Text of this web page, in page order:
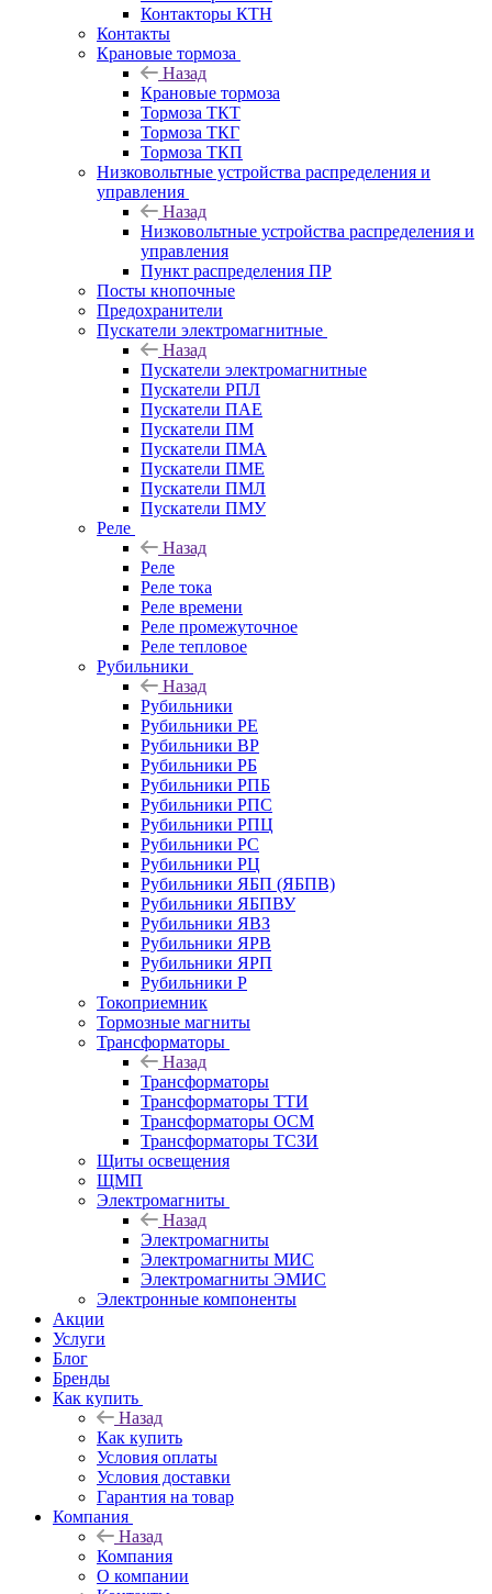
Контакторы КТН
Контакты
Крановые тормоза
Назад
Крановые тормоза
Тормоза ТКТ
Тормоза ТКГ
Тормоза ТКП
Низковольтные устройства распределения и
управления
Назад
Низковольтные устройства распределения и
управления
Пункт распределения ПР
Посты кнопочные
Предохранители
Пускатели электромагнитные
Назад
Пускатели электромагнитные
Пускатели РПЛ
Пускатели ПАЕ
Пускатели ПМ
Пускатели ПМА
Пускатели ПМЕ
Пускатели ПМЛ
Пускатели ПМУ
Реле
Назад
Реле
Реле тока
Реле времени
Реле промежуточное
Реле тепловое
Рубильники
Назад
Рубильники
Рубильники РЕ
Рубильники ВР
Рубильники РБ
Рубильники РПБ
Рубильники РПС
Рубильники РПЦ
Рубильники РС
Рубильники РЦ
Рубильники ЯБП (ЯБПВ)
Рубильники ЯБПВУ
Рубильники ЯВЗ
Рубильники ЯРВ
Рубильники ЯРП
Рубильники Р
Токоприемник
Тормозные магниты
Трансформаторы
Назад
Трансформаторы
Трансформаторы ТТИ
Трансформаторы ОСМ
Трансформаторы ТСЗИ
Щиты освещения
ЩМП
Электромагниты
Назад
Электромагниты
Электромагниты МИС
Электромагниты ЭМИС
Электронные компоненты
Акции
Услуги
Блог
Бренды
Как купить
Назад
Как купить
Условия оплаты
Условия доставки
Гарантия на товар
Компания
Назад
Компания
О компании